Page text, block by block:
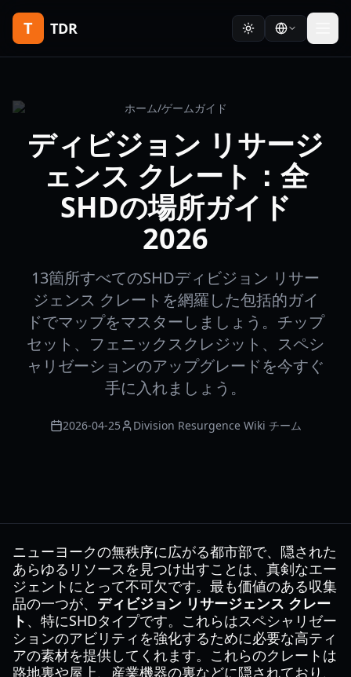
T TDR
ホーム/ゲームガイド
ディビジョン リサージ
ェンス クレート：全
SHDの場所ガイド
2026
13箇所すべてのSHDディビジョン リサー
ジェンス クレートを網羅した包括的ガイ
ドでマップをマスターしましょう。チップ
セット、フェニックスクレジット、スペシ
ャリゼーションのアップグレードを今すぐ
手に入れましょう。
2026-04-25 Division Resurgence Wiki チーム
ニューヨークの無秩序に広がる都市部で、隠された
あらゆるリソースを見つけ出すことは、真剣なエー
ジェントにとって不可欠です。最も価値のある収集
品の一つが、 ディビジョン リサージェンス クレー
ト 、特にSHDタイプです。これらはスペシャリゼー
ションのアビリティを強化するために必要な高ティ
アの素材を提供してくれます。これらのクレートは
路地裏や屋上、産業機器の裏などに隠されており、